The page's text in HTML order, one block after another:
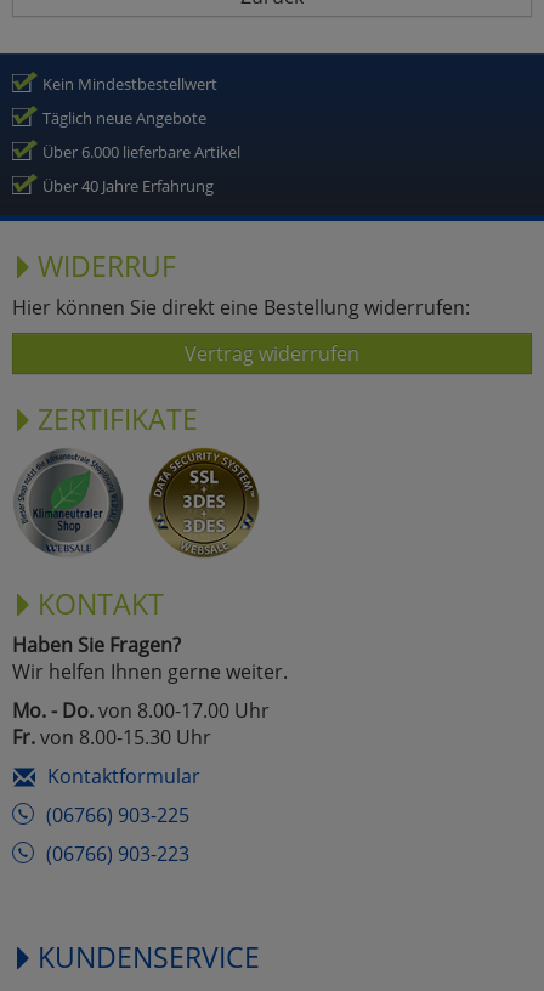
Kein Mindestbestellwert
Täglich neue Angebote
Über 6.000 lieferbare Artikel
Über 40 Jahre Erfahrung
WIDERRUF
Hier können Sie direkt eine Bestellung widerrufen:
Vertrag widerrufen
ZERTIFIKATE
KONTAKT
Haben Sie Fragen?
Wir helfen Ihnen gerne weiter.
Mo. - Do.von 8.00-17.00 Uhr
Fr.von 8.00-15.30 Uhr
Kontaktformular
(06766) 903-225
(06766) 903-223
KUNDENSERVICE